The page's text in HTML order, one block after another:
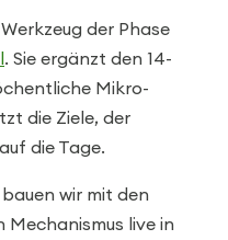
der Phase
. Sie ergänzt den 14-
Mikro-
die Ziele, der
die Tage.
bauen wir mit den
Mechanismus live in